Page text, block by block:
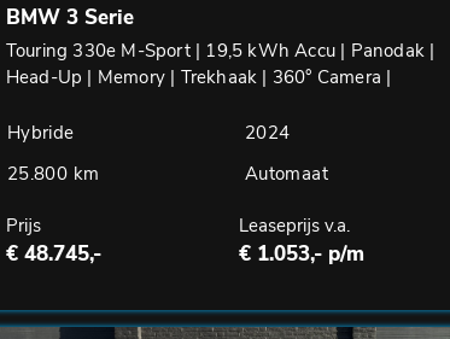
BMW 3 Serie
Touring 330e M-Sport | 19,5 kWh Accu | Panodak |
Head-Up | Memory | Trekhaak | 360° Camera |
Hybride
2024
25.800 km
Automaat
Prijs
€ 48.745,-
Leaseprijs v.a.
€ 1.053,- p/m